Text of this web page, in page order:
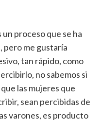
un proceso que se ha
pero me gustaría
tan rápido, como
no sabemos si
las mujeres que
sean percibidas de
varones, es producto